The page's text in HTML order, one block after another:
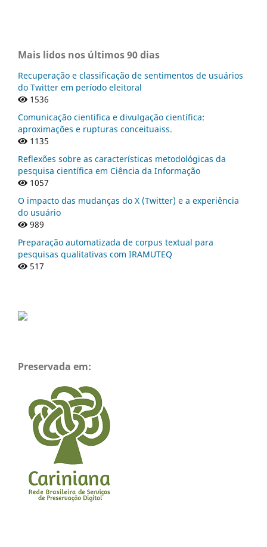
Mais lidos nos últimos 90 dias
Recuperação e classificação de sentimentos de usuários
do Twitter em período eleitoral
1536
Comunicação cientifica e divulgação científica:
aproximações e rupturas conceituaiss.
1135
Reflexões sobre as características metodológicas da
pesquisa científica em Ciência da Informação
1057
O impacto das mudanças do X (Twitter) e a experiência
do usuário
989
Preparação automatizada de corpus textual para
pesquisas qualitativas com IRAMUTEQ
517
Preservada em: